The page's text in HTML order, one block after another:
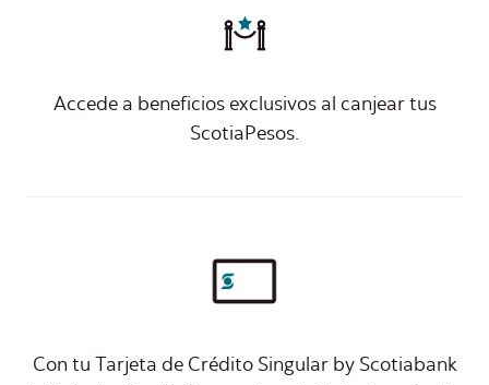
Accede a beneficios exclusivos al canjear tus
ScotiaPesos.
Con tu Tarjeta de Crédito Singular by Scotiabank